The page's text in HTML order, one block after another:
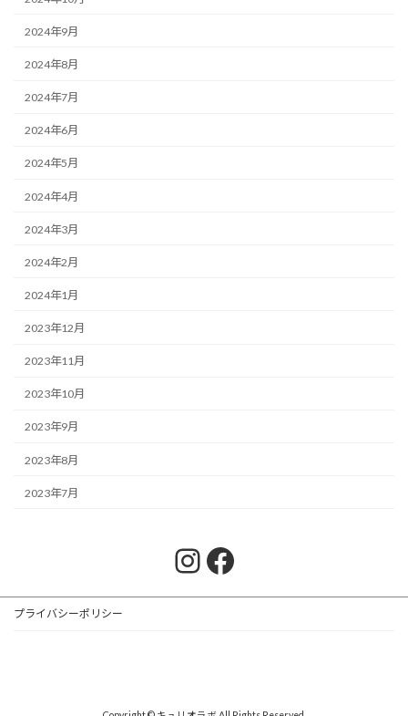
2024年9月
2024年8月
2024年7月
2024年6月
2024年5月
2024年4月
2024年3月
2024年2月
2024年1月
2023年12月
2023年11月
2023年10月
2023年9月
2023年8月
2023年7月
Instagram
Facebook
プライバシーポリシー